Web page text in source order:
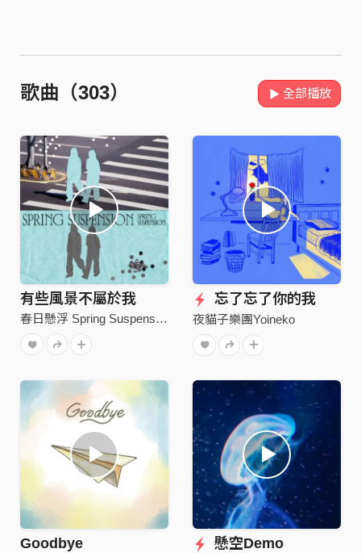
歌曲（303） 全部播放
有些風景不屬於我
春日懸浮 Spring Suspension
忘了忘了你的我
夜貓子樂團Yoineko
Goodbye 懸空Demo